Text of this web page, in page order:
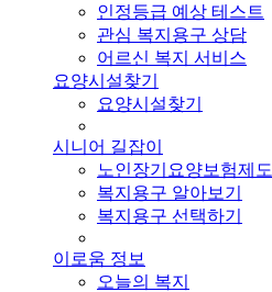
인정등급 예상 테스트
관심 복지용구 상담
어르신 복지 서비스
요양시설찾기
요양시설찾기
시니어 길잡이
노인장기요양보험제도
복지용구 알아보기
복지용구 선택하기
이로움 정보
오늘의 복지